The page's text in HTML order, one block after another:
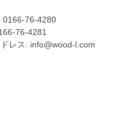
76-4280
76-4281
ドレス: info@wood-l.com